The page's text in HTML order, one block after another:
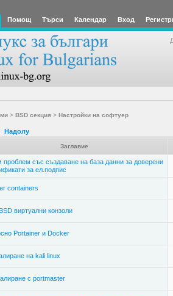
Помощ Търси Календар Вход
> BSD секция > Настройки на софтуер
Надолу
Заглавие
проблем със създаване на база данни за доверени
за ел.подпис
containers
виртуални конзоли
Portainer и Docker
на kali linux
с portmaster